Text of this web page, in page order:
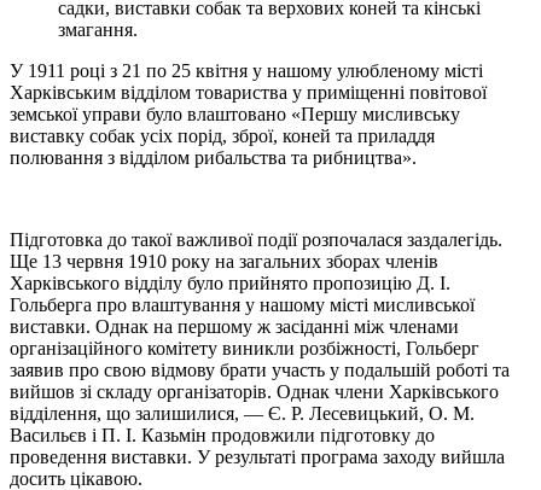
садки, виставки собак та верхових коней та кінські
змагання.
У 1911 році з 21 по 25 квітня у нашому улюбленому місті
Харківським відділом товариства у приміщенні повітової
земської управи було влаштовано «Першу мисливську
виставку собак усіх порід, зброї, коней та приладдя
полювання з відділом рибальства та рибництва».
Підготовка до такої важливої ​​події розпочалася заздалегідь.
Ще 13 червня 1910 року на загальних зборах членів
Харківського відділу було прийнято пропозицію Д. І.
Гольберга про влаштування у нашому місті мисливської
виставки. Однак на першому ж засіданні між членами
організаційного комітету виникли розбіжності, Гольберг
заявив про свою відмову брати участь у подальшій роботі та
вийшов зі складу організаторів. Однак члени Харківського
відділення, що залишилися, — Є. Р. Лесевицький, О. М.
Васильєв і П. І. Казьмін продовжили підготовку до
проведення виставки. У результаті програма заходу вийшла
досить цікавою.